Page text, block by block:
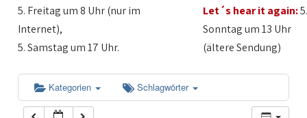
5. Freitag um 8 Uhr (nur im
Internet),
5. Samstag um 17 Uhr.
Let´s hear it again:
Sonntag um 13 Uhr
(ältere Sendung)
Kategorien Schlagwörter
5:00
6:00